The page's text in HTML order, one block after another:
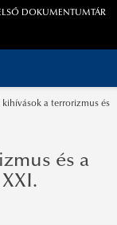
DOKUMENTUMTÁR
kihívások a terrorizmus és
és a